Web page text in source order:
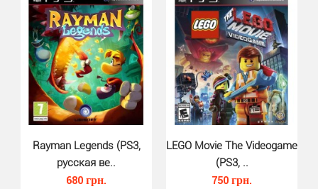
Rayman Legends (PS3,
русская ве..
680 грн.
LEGO Movie The Videogame
(PS3, ..
750 грн.